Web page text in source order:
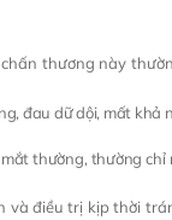
thương này
đau dữ dội, mất khả
thường, thường
và điều trị kịp thời